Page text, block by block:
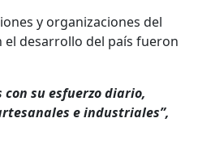
y organizaciones del
el desarrollo del país fueron
su esfuerzo diario,
e industriales”,